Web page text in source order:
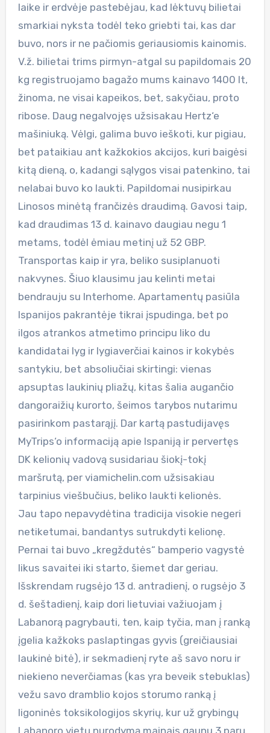
laike ir erdvėje pastebėjau, kad lėktuvų bilietai
smarkiai nyksta todėl teko griebti tai, kas dar
buvo, nors ir ne pačiomis geriausiomis kainomis.
V.ž. bilietai trims pirmyn-atgal su papildomais 20
kg registruojamo bagažo mums kainavo 1400 lt,
žinoma, ne visai kapeikos, bet, sakyčiau, proto
ribose. Daug negalvojęs užsisakau Hertz‘e
mašiniuką. Vėlgi, galima buvo ieškoti, kur pigiau,
bet pataikiau ant kažkokios akcijos, kuri baigėsi
kitą dieną, o, kadangi sąlygos visai patenkino, tai
nelabai buvo ko laukti. Papildomai nusipirkau
Linosos minėtą frančizės draudimą. Gavosi taip,
kad draudimas 13 d. kainavo daugiau negu 1
metams, todėl ėmiau metinį už 52 GBP.
Transportas kaip ir yra, beliko susiplanuoti
nakvynes. Šiuo klausimu jau kelinti metai
bendrauju su Interhome. Apartamentų pasiūla
Ispanijos pakrantėje tikrai įspudinga, bet po
ilgos atrankos atmetimo principu liko du
kandidatai lyg ir lygiaverčiai kainos ir kokybės
santykiu, bet absoliučiai skirtingi: vienas
apsuptas laukinių pliažų, kitas šalia augančio
dangoraižių kurorto, šeimos tarybos nutarimu
pasirinkom pastarąjį. Dar kartą pastudijavęs
MyTrips‘o informaciją apie Ispaniją ir pervertęs
DK kelionių vadovą susidariau šiokį-tokį
maršrutą, per viamichelin.com užsisakiau
tarpinius viešbučius, beliko laukti kelionės.
Jau tapo nepavydėtina tradicija visokie negeri
netiketumai, bandantys sutrukdyti kelionę.
Pernai tai buvo „kregždutės“ bamperio vagystė
likus savaitei iki starto, šiemet dar geriau.
Išskrendam rugsėjo 13 d. antradienį, o rugsėjo 3
d. šeštadienį, kaip dori lietuviai važiuojam į
Labanorą pagrybauti, ten, kaip tyčia, man į ranką
įgelia kažkoks paslaptingas gyvis (greičiausiai
laukinė bitė), ir sekmadienį ryte aš savo noru ir
niekieno neverčiamas (kas yra beveik stebuklas)
vežu savo dramblio kojos storumo ranką į
ligoninės toksikologijos skyrių, kur už grybingų
Labanoro vietų nurodymą mainais gaunu 3 parų